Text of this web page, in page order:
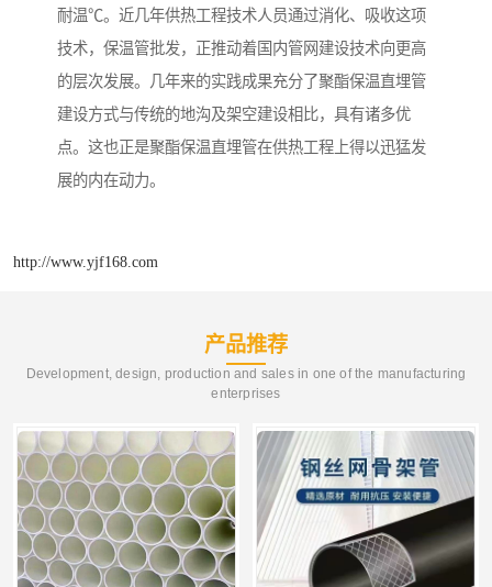
耐温℃。近几年供热工程技术人员通过消化、吸收这项
技术，保温管批发，正推动着国内管网建设技术向更高
的层次发展。几年来的实践成果充分了聚酯保温直埋管
建设方式与传统的地沟及架空建设相比，具有诸多优
点。这也正是聚酯保温直埋管在供热工程上得以迅猛发
展的内在动力。
http://www.yjf168.com
产品推荐
Development, design, production and sales in one of the manufacturing
enterprises